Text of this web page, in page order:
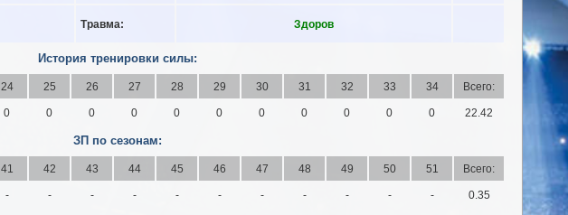
Травма: Здоров
История тренировки силы:
24 25 26 27 28 29 30 31 32 33 34 Всего:
0 0 0 0 0 0 0 0 0 0 0 22.42
ЗП по сезонам:
41 42 43 44 45 46 47 48 49 50 51 Всего:
- - - - - - - - - - - 0.35